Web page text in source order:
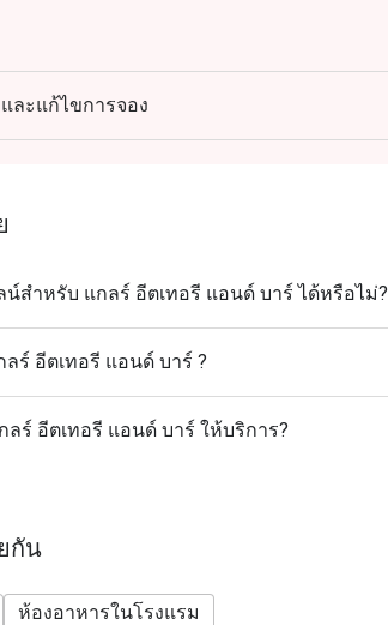
ละแก้ไขการจอง
สำหรับ แกลร์ อีตเทอรี แอนด์ บาร์ ได้หรือไม่?
ลร์ อีตเทอรี แอนด์ บาร์ ?
ลร์ อีตเทอรี แอนด์ บาร์ ให้บริการ?
กัน
ห้องอาหารในโรงแรม